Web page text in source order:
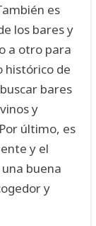
es
los bares y
a otro para
histórico de
bares
y
último, es
y el
buena
y